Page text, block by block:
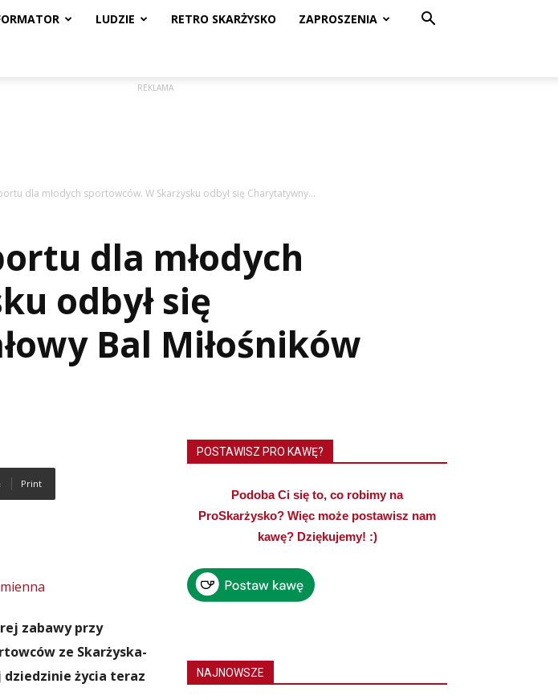
LUDZIE RETRO SKARŻYSKO ZAPROSZENIA
REKLAMA
dla młodych sportowców. W Skarżysku odbył się Charytatywny...
dla młodych
odbył się
Bal Miłośników
Print
zabawy przy
ze Skarżyska-
dziedzinie życia teraz
POSTAWISZ PRO KAWĘ?
Podoba Ci się to, co robimy na
ProSkarżysko? Więc może postawisz nam
kawę? Dziękujemy! :)
NAJNOWSZE